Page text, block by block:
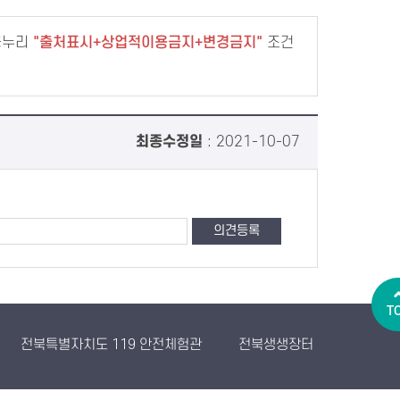
리 출처표시+상업적이용금지+변경금지 조건
최종수정일 : 2021-10-07
전북특별자치도 119 안전체험관 전북생생장터